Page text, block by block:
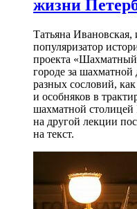
жизни
Татьяна Ивановская,
популяризатор
проекта «Шахматный
городе за
разных сословий,
и особняков в
шахматной столицей
на другой лекции
на текст.